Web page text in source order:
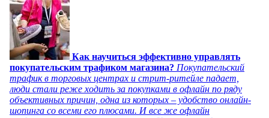
Как научиться эффективно управлять
покупательским трафиком магазина? Покупательский
трафик в торговых центрах и стрит-ритейле падает,
люди стали реже ходить за покупками в офлайн по ряду
объективных причин, одна из которых – удобство онлайн-
шопинга со всеми его плюсами. И все же офлайн